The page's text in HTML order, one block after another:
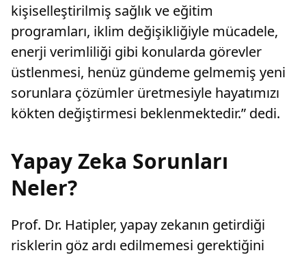
kişiselleştirilmiş sağlık ve eğitim
programları, iklim değişikliğiyle mücadele,
enerji verimliliği gibi konularda görevler
üstlenmesi, henüz gündeme gelmemiş yeni
sorunlara çözümler üretmesiyle hayatımızı
kökten değiştirmesi beklenmektedir.” dedi.
Yapay Zeka Sorunları
Neler?
Prof. Dr. Hatipler, yapay zekanın getirdiği
risklerin göz ardı edilmemesi gerektiğini